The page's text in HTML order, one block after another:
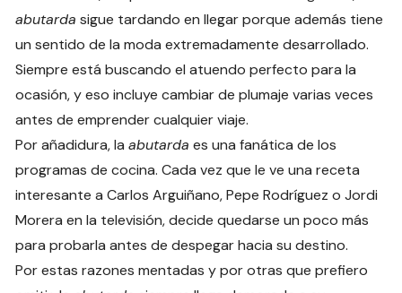
abutarda sigue tardando en llegar porque además tiene
un sentido de la moda extremadamente desarrollado.
Siempre está buscando el atuendo perfecto para la
ocasión, y eso incluye cambiar de plumaje varias veces
antes de emprender cualquier viaje.
Por añadidura, laabutarda es una fanática de los
programas de cocina. Cada vez que le ve una receta
interesante a Carlos Arguiñano, Pepe Rodríguez o Jordi
Morera en la televisión, decide quedarse un poco más
para probarla antes de despegar hacia su destino.
Por estas razones mentadas y por otras que prefiero